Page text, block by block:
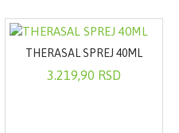
THERASAL SPREJ 40ML
3.219,90 RSD